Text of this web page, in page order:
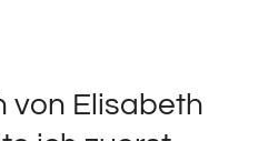
von Elisabeth